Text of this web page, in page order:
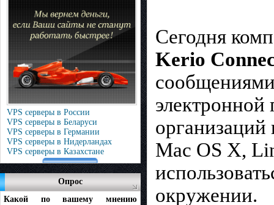
VPS серверы в России
VPS серверы в Беларуси
VPS серверы в Германии
VPS серверы в Нидерландах
VPS серверы в Казахстане
Опрос
Какой по вашему мнению
Сегодня
Kerio
электронной
Mac OS X,
окружении.